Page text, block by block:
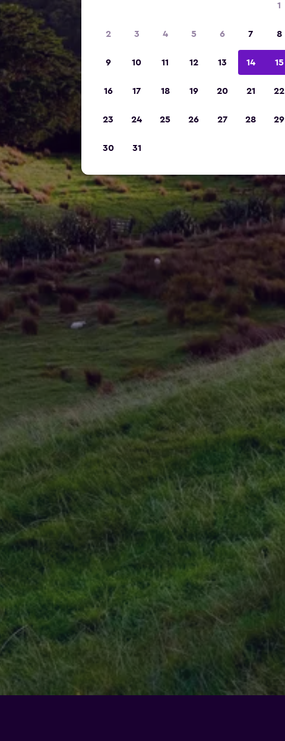
1
2 3 4 5 6 7 8
9 10 11 12 13 14 15
16 17 18 19 20 21 22
23 24 25 26 27 28 29
30 31